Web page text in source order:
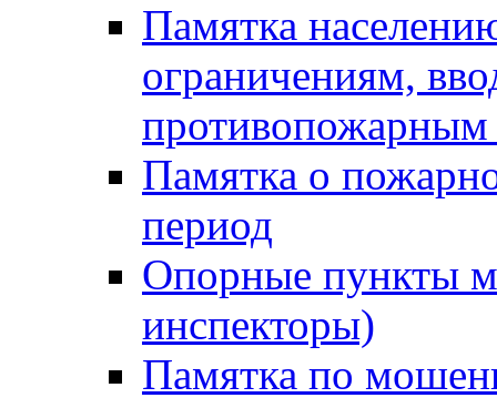
Памятка
ограничениям,
Памятка о
период
Опорные пункты
инспекторы)
Памятка по